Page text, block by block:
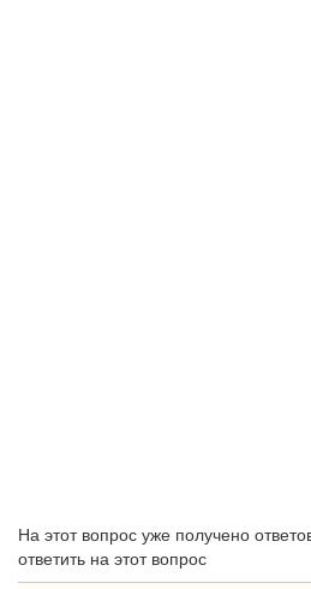
На этот вопрос уже получено
ответить на этот вопрос